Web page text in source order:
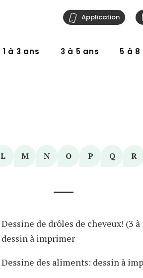
1 à 3 ans 3 à 5 ans 5 à 8
Application
L M N O P Q R
Dessine de drôles de cheveux! (3 à
dessin à imprimer
Dessine des aliments: dessin à